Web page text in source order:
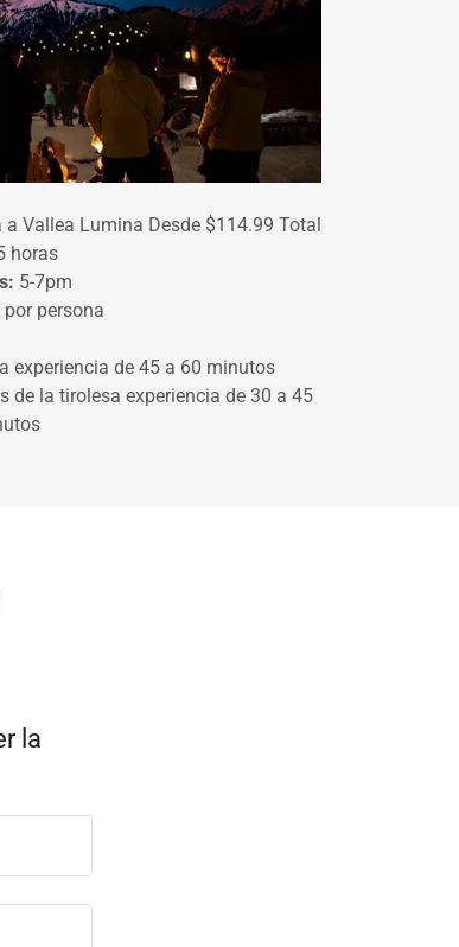
Vallea Lumina Desde $114.99 Total
horas
5-7pm
por persona
experiencia de 45 a 60 minutos
de la tirolesa experiencia de 30 a 45
la